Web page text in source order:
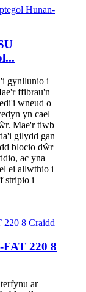
gynllunio i
ffibrau'n
wneud o
yn cael
Mae'r tiwb
gilydd gan
blocio dŵr
ac yna
ei allwthio i
stripio i
220 8
ar